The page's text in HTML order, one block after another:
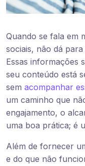
Quando se fala em
sociais, não dá
Essas informações
seu conteúdo está
sem acompanhar
um caminho que
engajamento, o
uma boa prática; é
Além de fornecer
e do que não